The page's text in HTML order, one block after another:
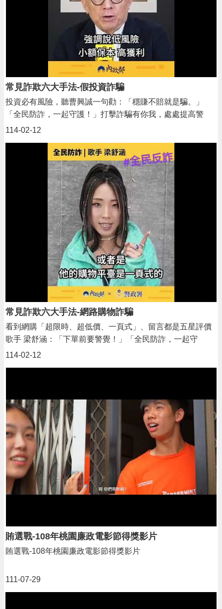
常見詐欺六大手法-假投資詐騙
114-02-12
投資必有風險，聽曹興誠一句勸：「穩賺不賠就是騙。」
「全民防詐，一起守護！」打擊詐騙有你我，處處提高警
覺，揭露詐騙真相，守護我們的家人與財產！
常見詐欺六大手法-網路購物詐騙
114-02-12
看到網購「超限時、超低價、一頁式」、留言都是五星評價
歌手 梁舒涵：「下單前要警覺！」「全民防詐，一起守
護！」打擊詐騙有你我，處處提高警覺，揭露詐騙真相，守
賄選戰-108年桃園廉政電影節得獎影片
111-07-29
賄選戰-108年桃園廉政電影節得獎影片